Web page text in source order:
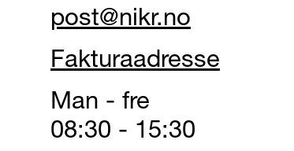
post@nikr.no
Fakturaadresse
Man - fre
08:30 - 15:30